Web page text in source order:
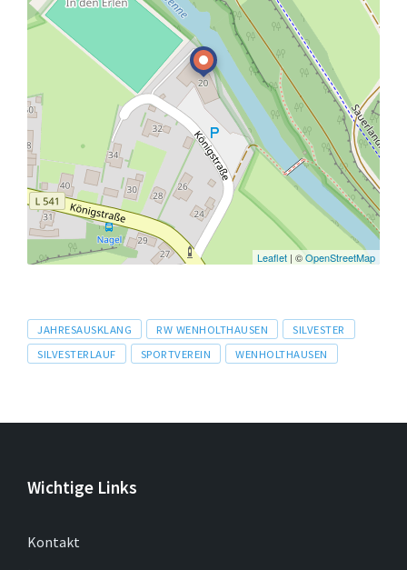
Leaflet | ©OpenStreetMap
Tags
JAHRESAUSKLANG RW WENHOLTHAUSEN
SILVESTER
SILVESTERLAUF
SPORTVEREIN WENHOLTHAUSEN
Wichtige Links
Kontakt